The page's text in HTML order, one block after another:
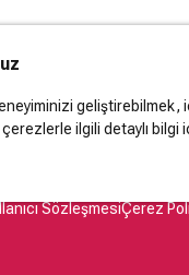
geliştirebilmek,
ilgili detaylı bilgi
SözleşmesiÇerez